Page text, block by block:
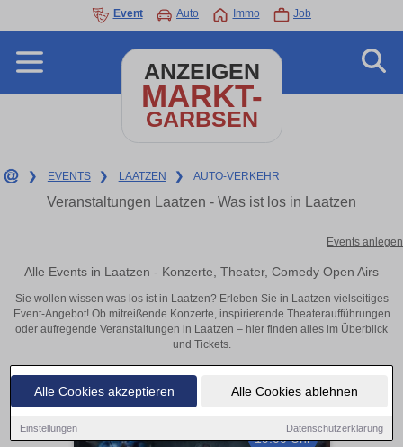
Alle Cookies akzeptieren Alle Cookies ablehnen
Einstellungen Datenschutzerklärung
Event Auto Immo Job
ANZEIGEN
MARKT-
GARBSEN
❯ EVENTS ❯ LAATZEN ❯ AUTO-VERKEHR
Veranstaltungen Laatzen - Was ist los in Laatzen
Events anlegen
Alle Events in Laatzen - Konzerte, Theater, Comedy Open Airs
Sie wollen wissen was los ist in Laatzen? Erleben Sie in Laatzen vielseitiges
Event-Angebot! Ob mitreißende Konzerte, inspirierende Theateraufführungen
oder aufregende Veranstaltungen in Laatzen – hier finden alles im Überblick
und Tickets.
19:00 Uhr